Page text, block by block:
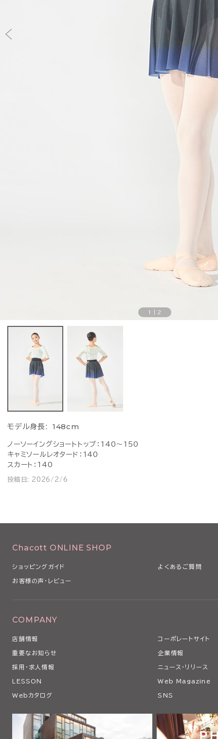
1 2
モデル身長: 148cm
ノーソーイングショートトップ：140～150
キャミソールレオタード：140
スカート：140
投稿日: 2026/2/6
Chacott ONLINE SHOP
ショッピングガイド よくあるご質問
お客様の声・レビュー
COMPANY
店舗情報 コーポレートサイト
重要なお知らせ 企業情報
採用・求人情報 ニュース・リリース
LESSON Web Magazine
Webカタログ SNS